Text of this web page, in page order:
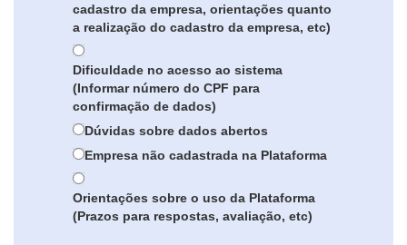
cadastro da empresa, orientações quanto
a realização do cadastro da empresa, etc)
Dificuldade no acesso ao sistema
(Informar número do CPF para
confirmação de dados)
Dúvidas sobre dados abertos
Empresa não cadastrada na Plataforma
Orientações sobre o uso da Plataforma
(Prazos para respostas, avaliação, etc)